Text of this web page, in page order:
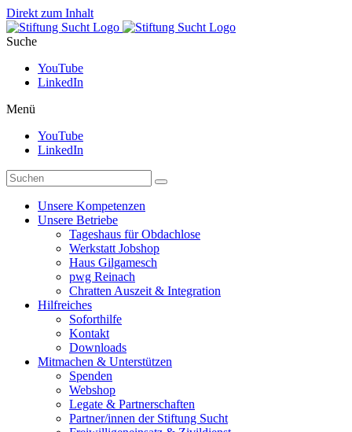
Direkt zum Inhalt
Suche
YouTube
LinkedIn
Menü
YouTube
LinkedIn
Unsere Kompetenzen
Unsere Betriebe
Tageshaus für Obdachlose
Werkstatt Jobshop
Haus Gilgamesch
pwg Reinach
Chratten Auszeit & Integration
Hilfreiches
Soforthilfe
Kontakt
Downloads
Mitmachen & Unterstützen
Spenden
Webshop
Legate & Partnerschaften
Partner/innen der Stiftung Sucht